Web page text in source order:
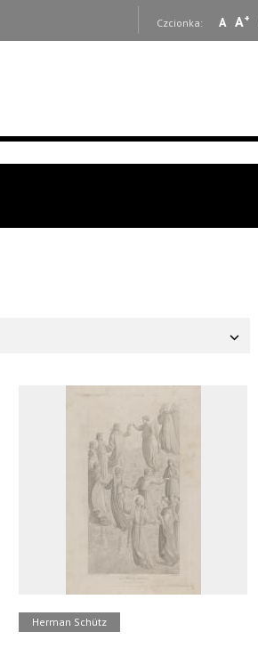
Czcionka: A A+
Herman Schütz